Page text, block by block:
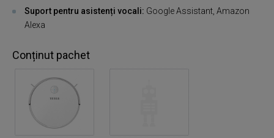
Suport pentru asistenți vocali: Google Assistant, Amazon
Alexa
Conținut pachet